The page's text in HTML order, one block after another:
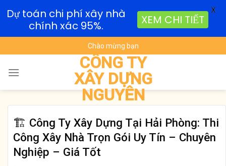
to
content
Chào mừng bạn
CÔNG TY
XÂY DỰNG
NGUYÊN
🏗️ Công Ty Xây Dựng Tại Hải Phòng: Thi
Công Xây Nhà Trọn Gói Uy Tín – Chuyên
Nghiệp – Giá Tốt
Dự toán chi phí xây nhà
chính xác 95%.
XEM CHI TIẾT
X